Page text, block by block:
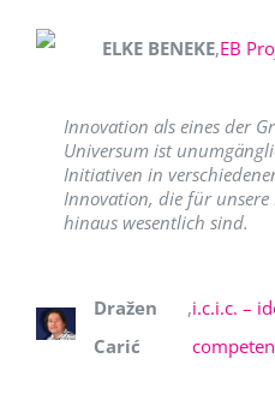
ELKE BENEKE,EB
Innovation als eines der
Universum ist
Initiativen in
Innovation, die für
hinaus wesentlich sind.
Dražen
Carić
,i.c.i.c. –